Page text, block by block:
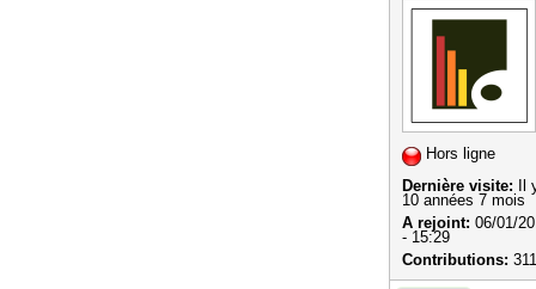
Hors ligne
Dernière visite: Il
10 années 7 mois
A rejoint: 06/01/
- 15:29
Contributions: 311